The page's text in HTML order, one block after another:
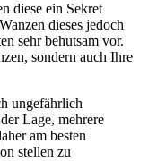
diese ein Sekret
dieses jedoch
sehr behutsam vor.
sondern auch Ihre
ungefährlich
Lage, mehrere
am besten
stellen zu